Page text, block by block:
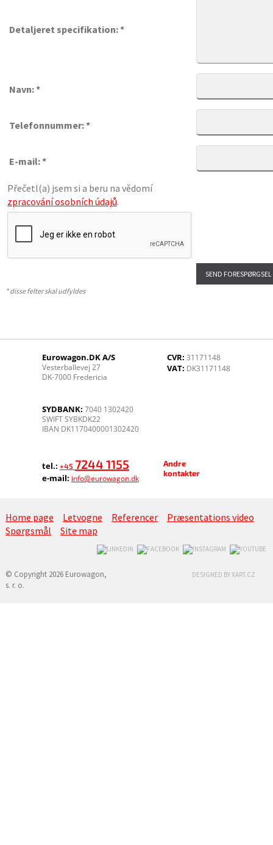
Detaljeret specifikation: *
Navn: *
Telefonnummer: *
E-mail: *
Přečetl(a) jsem si a beru na vědomí
zpracování osobních údajů.
* disse felter skal udfyldes
Eurowagon.DK A/S
Vesterballevej 27
DK-7000 Fredericia
CVR: 31171148
VAT: DK31171148
SYDBANK: 7040 1302420
SWIFT SYBKDK22
IBAN DK1170400001302420
tel.: +45 7244 1155
e-mail: info@eurowagon.dk
Andre
kontakter
Home page Letvogne Referencer
Præsentations video
Spørgsmål
Site map
© Copyright 2026 Eurowagon,
s. r. o.
DESIGNED BY XART.CZ